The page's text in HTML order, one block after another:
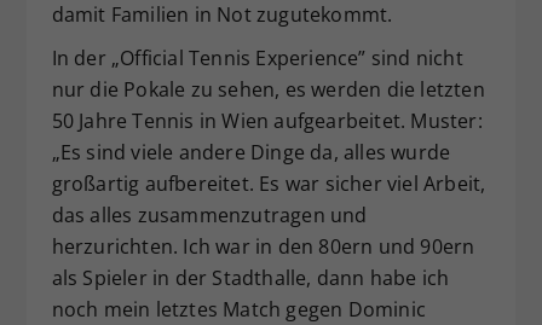
damit Familien in Not zugutekommt.
In der „Official Tennis Experience” sind nicht
nur die Pokale zu sehen, es werden die letzten
50 Jahre Tennis in Wien aufgearbeitet. Muster:
„Es sind viele andere Dinge da, alles wurde
großartig aufbereitet. Es war sicher viel Arbeit,
das alles zusammenzutragen und
herzurichten. Ich war in den 80ern und 90ern
als Spieler in der Stadthalle, dann habe ich
noch mein letztes Match gegen Dominic